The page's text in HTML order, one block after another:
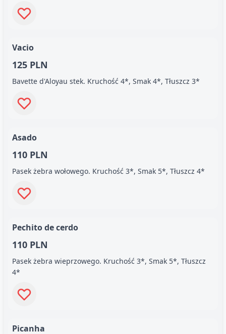
Vacio
125 PLN
Bavette d'Aloyau stek. Kruchość 4*, Smak 4*, Tłuszcz 3*
Asado
110 PLN
Pasek żebra wołowego. Kruchość 3*, Smak 5*, Tłuszcz 4*
Pechito de cerdo
110 PLN
Pasek żebra wieprzowego. Kruchość 3*, Smak 5*, Tłuszcz
4*
Picanha